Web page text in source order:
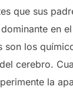
que sus
en
son los
cerebro.
la